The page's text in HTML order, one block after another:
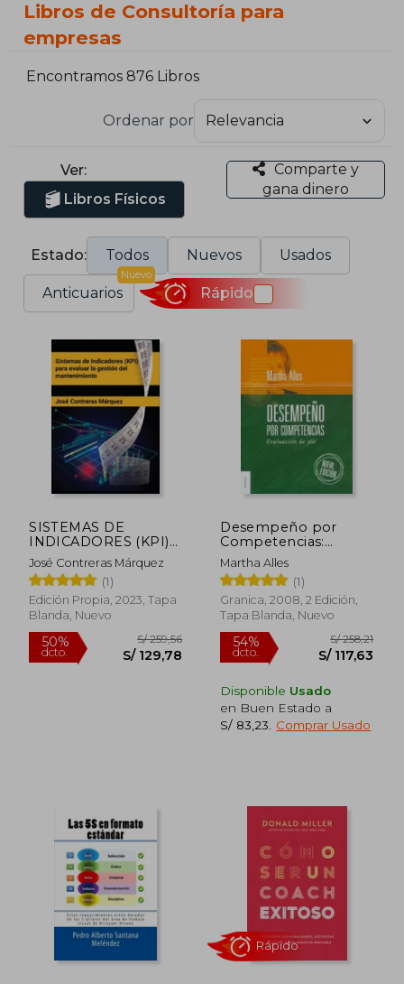
Libros de Consultoría para
empresas
Encontramos 876 Libros
Ordenar por
Ver:
Libros Físicos
Comparte y
gana dinero
Estado: Todos Nuevos Usados
Anticuarios
Nuevo
Rápido
SISTEMAS DE
INDICADORES (KPI)
PARA EVALUAR LA
GESTIÓN DEL
MANTENIMIENTO
José Contreras Márquez
(1)
Edición Propia, 2023, Tapa
Blanda, Nuevo
Desempeño por
Competencias:
Evaluacion de 360º
Martha Alles
(1)
Granica, 2008, 2 Edición,
Tapa Blanda, Nuevo
Disponible Usado
en Buen Estado a
S/ 83,23
Comprar Usado